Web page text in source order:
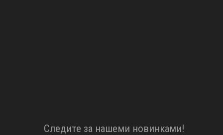
Cледите за нашеми новинками!